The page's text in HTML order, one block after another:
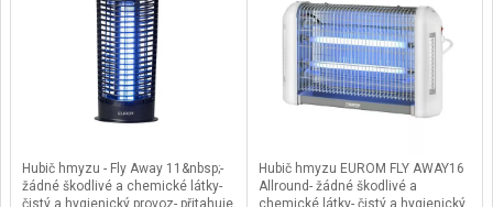
Hubič hmyzu - Fly Away 11&nbsp;-
žádné škodlivé a chemické látky-
čistý a hygienický provoz- přitahuje
Hubič hmyzu EUROM FLY AWAY16
Allround- žádné škodlivé a
chemické látky- čistý a hygienický